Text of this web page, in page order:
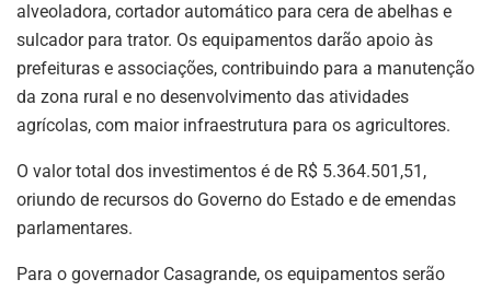
alveoladora, cortador automático para cera de abelhas e
sulcador para trator. Os equipamentos darão apoio às
prefeituras e associações, contribuindo para a manutenção
da zona rural e no desenvolvimento das atividades
agrícolas, com maior infraestrutura para os agricultores.
O valor total dos investimentos é de R$ 5.364.501,51,
oriundo de recursos do Governo do Estado e de emendas
parlamentares.
Para o governador Casagrande, os equipamentos serão